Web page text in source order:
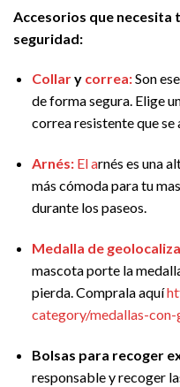
Accesorios que necesita
seguridad:
Collarycorrea:Son
de forma segura. Elige
correa resistente que se
Arnés:El arnés es una
más cómoda para tu
durante los paseos.
Medalla de
mascota porte la
pierda. Comprala aquí
category/medallas-
Bolsas para recoger
responsable y recoger